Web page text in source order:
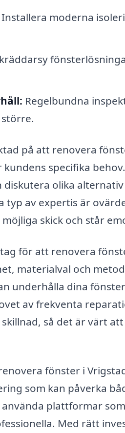
Installera moderna
Regelbundna
på att renovera
specifika
olika
av expertis är
skick och står
för att renovera
materialval och
underhålla dina
av frekventa
så det är värt
fönster i
som kan påverka
plattformar som
Med rätt